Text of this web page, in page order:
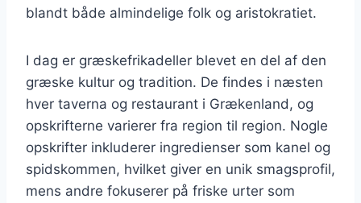
blandt både almindelige folk og aristokratiet.
I dag er græskefrikadeller blevet en del af den
græske kultur og tradition. De findes i næsten
hver taverna og restaurant i Grækenland, og
opskrifterne varierer fra region til region. Nogle
opskrifter inkluderer ingredienser som kanel og
spidskommen, hvilket giver en unik smagsprofil,
mens andre fokuserer på friske urter som